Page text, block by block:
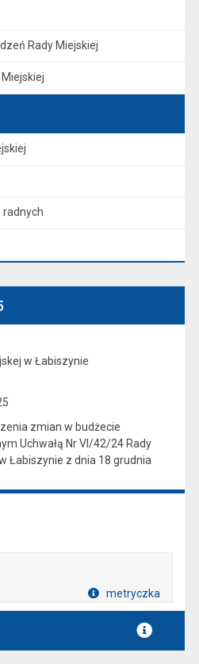
Rady Miejskiej
w Łabiszynie
zmian w budżecie
Uchwałą Nr VI/42/24 Rady
Łabiszynie z dnia 18 grudnia
metryczka